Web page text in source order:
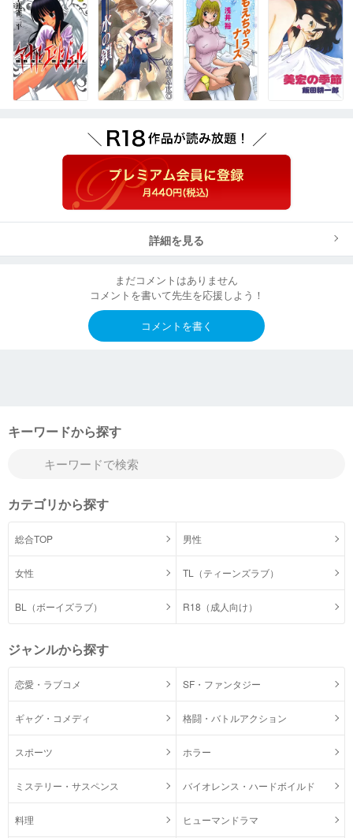
詳細を見る
まだコメントはありません
コメントを書いて先生を応援しよう！
コメントを書く
キーワードから探す
カテゴリから探す
総合TOP 男性
女性 TL（ティーンズラブ）
BL（ボーイズラブ） R18（成人向け）
ジャンルから探す
恋愛・ラブコメ SF・ファンタジー
ギャグ・コメディ 格闘・バトルアクション
スポーツ ホラー
ミステリー・サスペンス バイオレンス・ハードボイルド
料理 ヒューマンドラマ